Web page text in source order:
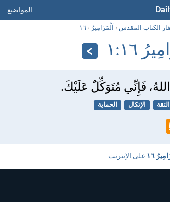
المواضيع
الكتاب المقدس › اَلْمَزَامِيرُ ›١٦
١٦:‏١
فَإِنِّي مُتَوَكِّلٌ عَلَيْكَ.
الثقة الإتكال الحماية
١٦ على الإنترنت